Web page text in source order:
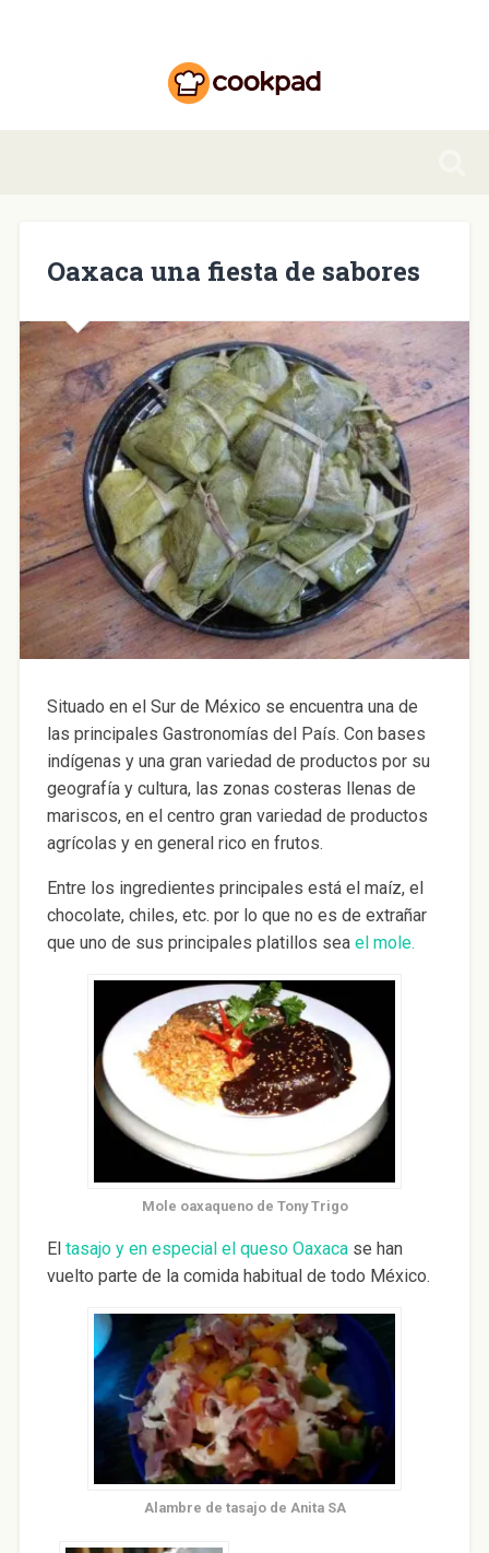
Oaxaca una fiesta de sabores
Situado en el Sur de México se encuentra una de
las principales Gastronomías del País. Con bases
indígenas y una gran variedad de productos por su
geografía y cultura, las zonas costeras llenas de
mariscos, en el centro gran variedad de productos
agrícolas y en general rico en frutos.
Entre los ingredientes principales está el maíz, el
chocolate, chiles, etc. por lo que no es de extrañar
que uno de sus principales platillos sea el mole.
Mole oaxaqueno de Tony Trigo
El tasajo y en especial el queso Oaxacase han
vuelto parte de la comida habitual de todo México.
Alambre de tasajo de Anita SA